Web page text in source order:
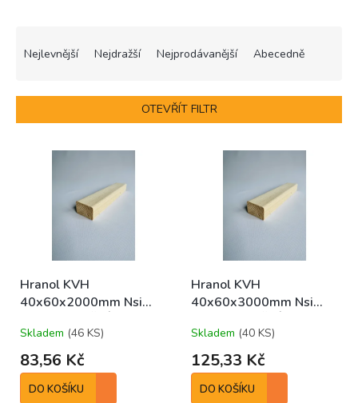
í
Nejlevnější Nejdražší Nejprodávanější Abecedně
OTEVŘÍT FILTR
d
u
t
ů
Hranol KVH
40x60x2000mm Nsi
Skladem (46 KS)
83,56 Kč
DO KOŠÍKU
Hranol KVH
40x60x3000mm Nsi
Skladem (40 KS)
125,33 Kč
DO KOŠÍKU